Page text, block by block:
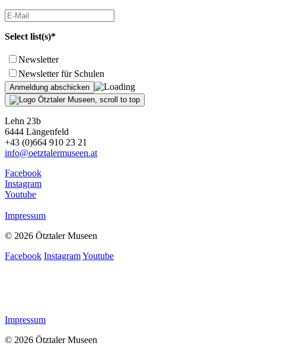
Select list(s)*
Newsletter
Newsletter für Schulen
Lehn 23b
6444 Längenfeld
+43 (0)664 910 23 21
info@oetztalermuseen.at
Facebook
Instagram
Youtube
Impressum
© 2026 Ötztaler Museen
Facebook InstagramYoutube
Impressum
© 2026 Ötztaler Museen